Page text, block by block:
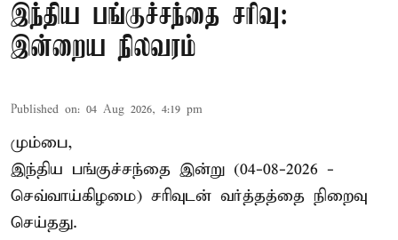
இந்திய பங்குச்சந்தை சரிவு:
இன்றைய நிலவரம்
Published on: 04 Aug 2026, 4:19 pm
மும்பை,
இந்திய பங்குச்சந்தை இன்று (04-08-2026 -
செவ்வாய்கிழமை) சரிவுடன் வர்த்தத்தை நிறைவு
செய்தது.